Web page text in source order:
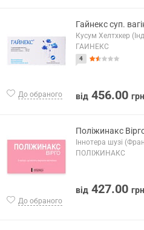
До обраного
Гайнекс суп.
Кусум Хелтхкер
ГАЙНЕКС
4
від 456.00 грн
До обраного
Поліжинакс
Іннотера шузі
ПОЛІЖИНАКС
від 427.00 грн